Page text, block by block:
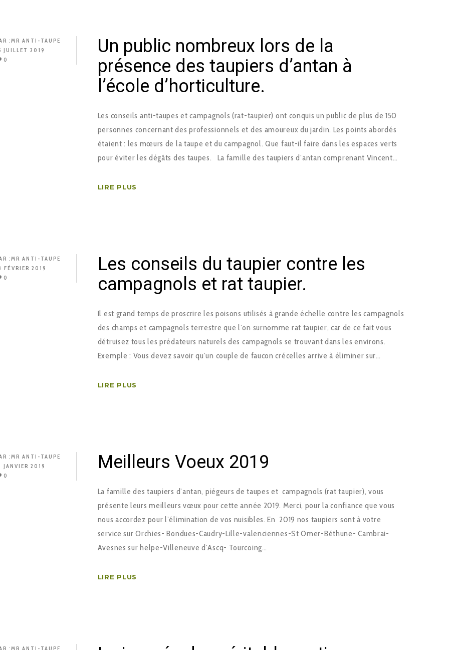
:MR ANTI-TAUPE
JUILLET 2019
0
Un public nombreux lors de la
présence des taupiers d’antan à
l’école d’horticulture.
Les conseils anti-taupes et campagnols (rat-taupier) ont conquis un public de plus de 150
personnes concernant des professionnels et des amoureux du jardin. Les points abordés
étaient : les mœurs de la taupe et du campagnol. Que faut-il faire dans les espaces verts
pour éviter les dégâts des taupes. La famille des taupiers d’antan comprenant Vincent…
LIRE PLUS
:MR ANTI-TAUPE
FÉVRIER 2019
0
Les conseils du taupier contre les
campagnols et rat taupier.
Il est grand temps de proscrire les poisons utilisés à grande échelle contre les campagnols
des champs et campagnols terrestre que l’on surnomme rat taupier, car de ce fait vous
détruisez tous les prédateurs naturels des campagnols se trouvant dans les environs.
Exemple : Vous devez savoir qu’un couple de faucon crécelles arrive à éliminer sur…
LIRE PLUS
:MR ANTI-TAUPE
JANVIER 2019
0
Meilleurs Voeux 2019
La famille des taupiers d’antan, piégeurs de taupes et campagnols (rat taupier), vous
présente leurs meilleurs vœux pour cette année 2019. Merci, pour la confiance que vous
nous accordez pour l’élimination de vos nuisibles. En 2019 nos taupiers sont à votre
service sur Orchies- Bondues-Caudry-Lille-valenciennes-St Omer-Béthune- Cambrai-
Avesnes sur helpe-Villeneuve d’Ascq- Tourcoing…
LIRE PLUS
:MR ANTI-TAUPE